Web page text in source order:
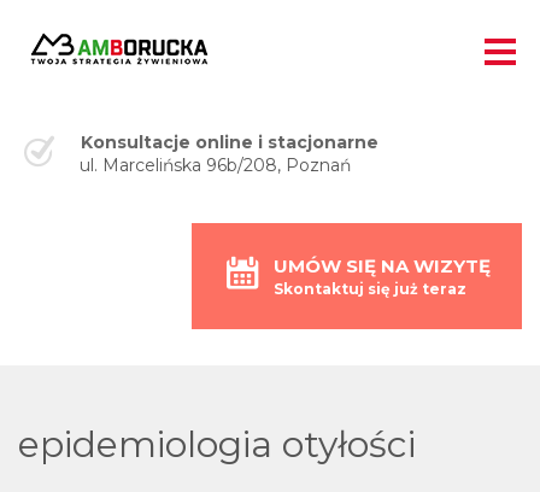
Konsultacje online i stacjonarne
ul. Marcelińska 96b/208, Poznań
UMÓW SIĘ NA WIZYTĘ
Skontaktuj się już teraz
epidemiologia otyłości